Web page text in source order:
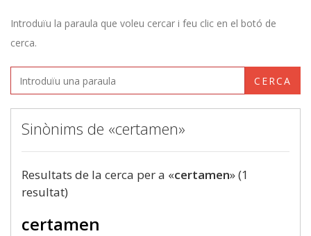
Introduïu la paraula que voleu cercar i feu clic en el botó de
cerca.
CERCA
Sinònims de «certamen»
Resultats de la cerca per a «certamen» (1
resultat)
certamen